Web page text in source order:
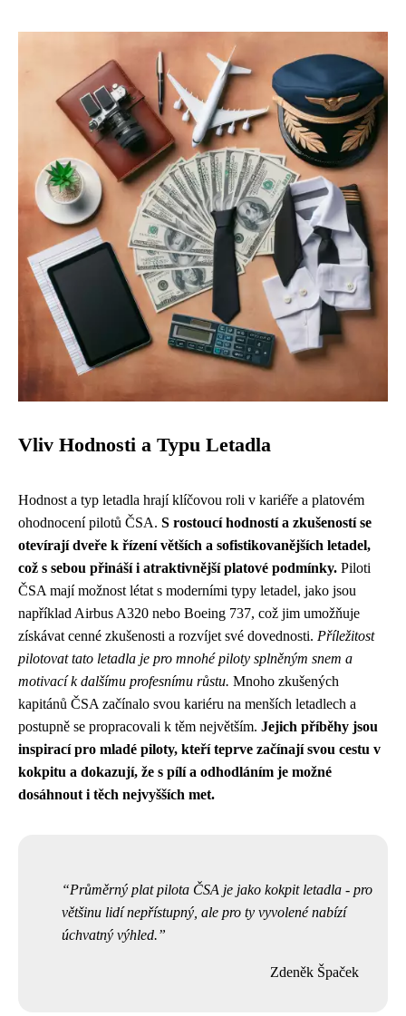
Vliv Hodnosti a Typu Letadla
Hodnost a typ letadla hrají klíčovou roli v kariéře a platovém
ohodnocení pilotů ČSA. S rostoucí hodností a zkušeností se
otevírají dveře k řízení větších a sofistikovanějších letadel,
což s sebou přináší i atraktivnější platové podmínky. Piloti
ČSA mají možnost létat s moderními typy letadel, jako jsou
například Airbus A320 nebo Boeing 737, což jim umožňuje
získávat cenné zkušenosti a rozvíjet své dovednosti. Příležitost
pilotovat tato letadla je pro mnohé piloty splněným snem a
motivací k dalšímu profesnímu růstu. Mnoho zkušených
kapitánů ČSA začínalo svou kariéru na menších letadlech a
postupně se propracovali k těm největším. Jejich příběhy jsou
inspirací pro mladé piloty, kteří teprve začínají svou cestu v
kokpitu a dokazují, že s pílí a odhodláním je možné
dosáhnout i těch nejvyšších met.
Průměrný plat pilota ČSA je jako kokpit letadla - pro
většinu lidí nepřístupný, ale pro ty vyvolené nabízí
úchvatný výhled.
Zdeněk Špaček